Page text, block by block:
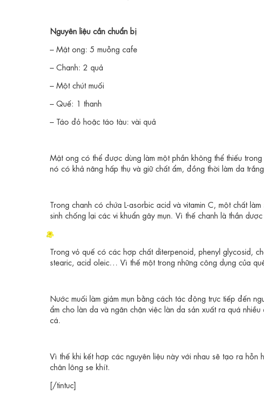
Nguyên liệu cần chuẩn bị
– Mật ong: 5 muỗng cafe
– Chanh: 2 quả
– Một chút muối
– Quế: 1 thanh
– Táo đỏ hoặc táo tàu: vài quả
Mật ong có thể được dùng làm một phần không thể thiếu
nó có khả năng hấp thụ và giữ chất ẩm, đồng thời làm da
Trong chanh có chứa L-asorbic acid và vitamin C, một chất
sinh chống lại các vi khuẩn gây mụn. Vì thế chanh là thần
Trong vỏ quế có các hợp chất diterpenoid, phenyl glycosid,
stearic, acid oleic… Vì thế một trong những công dụng của
Nước muối làm giảm mụn bằng cách tác động trực tiếp đến
ẩm cho làn da và ngăn chặn việc làn da sản xuất ra quá
cá.
Vì thế khi kết hợp các nguyên liệu này với nhau sẽ tạo ra
chân lông se khít.
[/tintuc]